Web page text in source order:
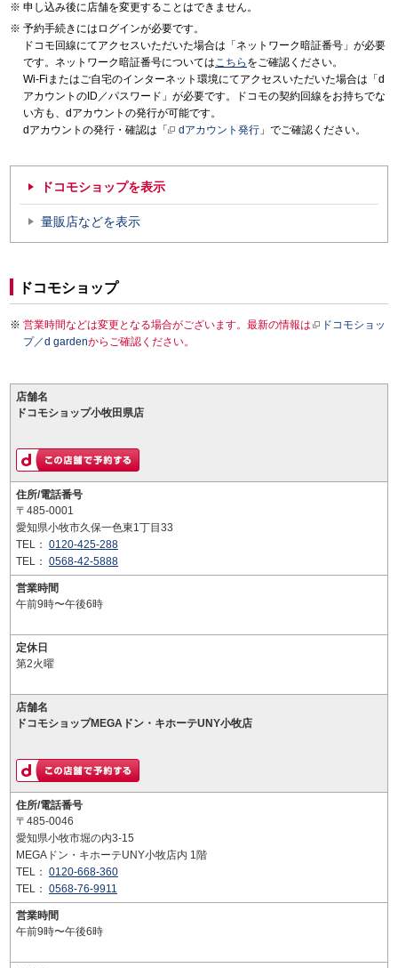
申し込み後に店舗を変更することはできません。
予約手続きにはログインが必要です。
ドコモ回線にてアクセスいただいた場合は「ネットワーク暗証番号」が必要
です。ネットワーク暗証番号についてはこちら をご確認ください。
Wi-Fiまたはご自宅のインターネット環境にてアクセスいただいた場合は「d
アカウントのID／パスワード」が必要です。ドコモの契約回線をお持ちでな
い方も、dアカウントの発行が可能です。
dアカウントの発行・確認は「
dアカウント発行 」でご確認ください。
ドコモショップを表示
量販店などを表示
ドコモショップ
営業時間などは変更となる場合がございます。最新の情報は
ドコモショッ
プ／d gardenからご確認ください。
店舗名
ドコモショップ小牧田県店
住所/電話番号
〒485-0001
愛知県小牧市久保一色東1丁目33
TEL： 0120-425-288
TEL： 0568-42-5888
営業時間
午前9時〜午後6時
定休日
第2火曜
店舗名
ドコモショップMEGAドン・キホーテUNY小牧店
住所/電話番号
〒485-0046
愛知県小牧市堀の内3-15
MEGAドン・キホーテUNY小牧店内 1階
TEL： 0120-668-360
TEL： 0568-76-9911
営業時間
午前9時〜午後6時